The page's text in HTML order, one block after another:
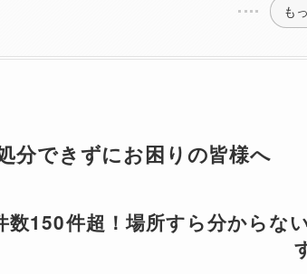
も
分できずにお困りの皆様へ
数150件超！場所すら分からな